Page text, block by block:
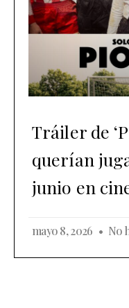
Tráiler de
querían
junio en
mayo 8, 2026 No